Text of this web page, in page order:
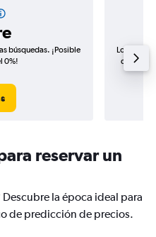
búsquedas. ¡Posible
0%!
Los
de
reservar un
la época ideal para
de predicción de precios.